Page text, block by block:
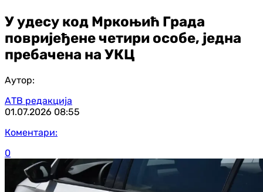
У удесу код Мркоњић Града
повријеђене четири особе, једна
пребачена на УКЦ
Аутор:
АТВ редакција
01.07.2026 08:55
Коментари:
0